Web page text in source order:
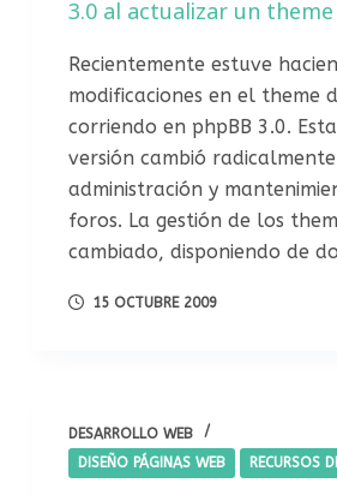
3.0 al actualizar un theme
Recientemente estuve
modificaciones en el theme
corriendo en phpBB 3.0.
versión cambió
administración y
foros. La gestión de los
cambiado, disponiendo de
15 OCTUBRE 2009
DESARROLLO WEB
DISEÑO PÁGINAS WEB
RECURSOS